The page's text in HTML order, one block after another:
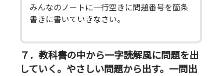
みんなのノートに一行空きに問題番号を箇条
書きに書いていきなさい。
７．教科書の中から一字読解風に問題を出
していく。やさしい問題から出す。一問出